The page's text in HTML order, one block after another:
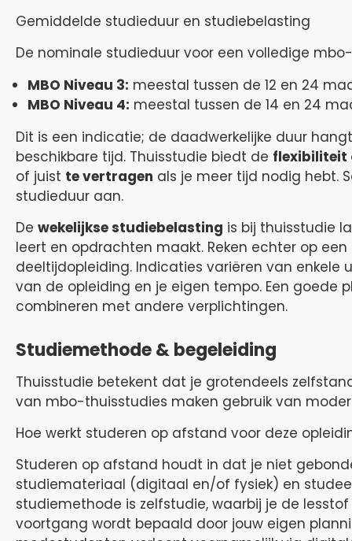
Gemiddelde studieduur en studiebelasting
De nominale studieduur voor een volledige
MBO Niveau 3: meestal tussen de 12 en 24
MBO Niveau 4: meestal tussen de 14 en 24
Dit is een indicatie; de daadwerkelijke duur
beschikbare tijd. Thuisstudie biedt de flexibiliteit
of juist te vertragen als je meer tijd nodig hebt.
studieduur aan.
De wekelijkse studiebelasting is bij thuisstudie
leert en opdrachten maakt. Reken echter op
deeltijdopleiding. Indicaties variëren van enkele
van de opleiding en je eigen tempo. Een goede
combineren met andere verplichtingen.
Studiemethode & begeleiding
Thuisstudie betekent dat je grotendeels
van mbo-thuisstudies maken gebruik van
Hoe werkt studeren op afstand voor deze
Studeren op afstand houdt in dat je niet
studiemateriaal (digitaal en/of fysiek) en
studiemethode is zelfstudie, waarbij je de
voortgang wordt bepaald door jouw eigen